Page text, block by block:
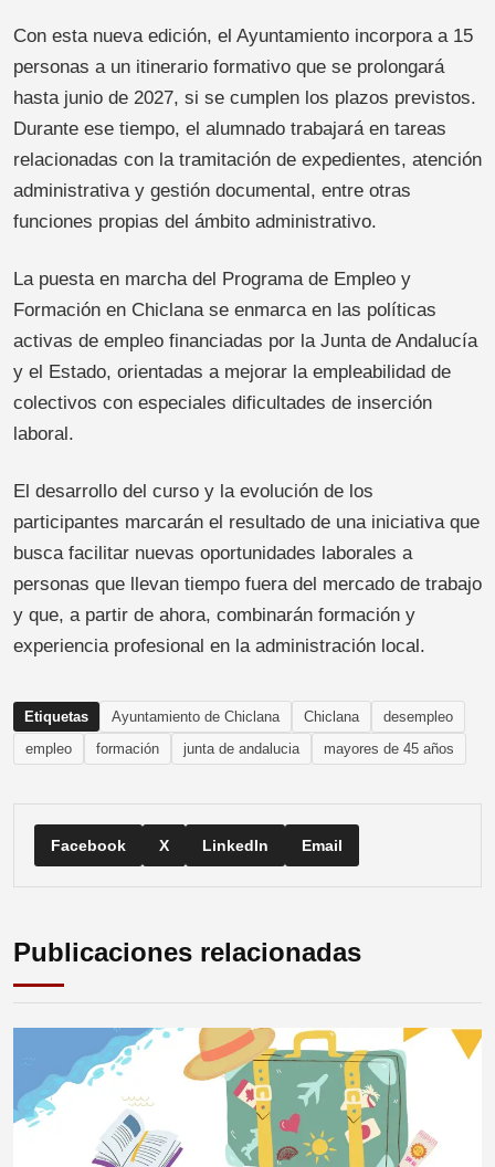
Con esta nueva edición, el Ayuntamiento incorpora a 15
personas a un itinerario formativo que se prolongará
hasta junio de 2027, si se cumplen los plazos previstos.
Durante ese tiempo, el alumnado trabajará en tareas
relacionadas con la tramitación de expedientes, atención
administrativa y gestión documental, entre otras
funciones propias del ámbito administrativo.
La puesta en marcha del Programa de Empleo y
Formación en Chiclana se enmarca en las políticas
activas de empleo financiadas por la Junta de Andalucía
y el Estado, orientadas a mejorar la empleabilidad de
colectivos con especiales dificultades de inserción
laboral.
El desarrollo del curso y la evolución de los
participantes marcarán el resultado de una iniciativa que
busca facilitar nuevas oportunidades laborales a
personas que llevan tiempo fuera del mercado de trabajo
y que, a partir de ahora, combinarán formación y
experiencia profesional en la administración local.
Etiquetas Ayuntamiento de Chiclana Chiclana
desempleo
empleo
formación junta de andalucia mayores de 45 años
Facebook X LinkedIn Email
Publicaciones relacionadas